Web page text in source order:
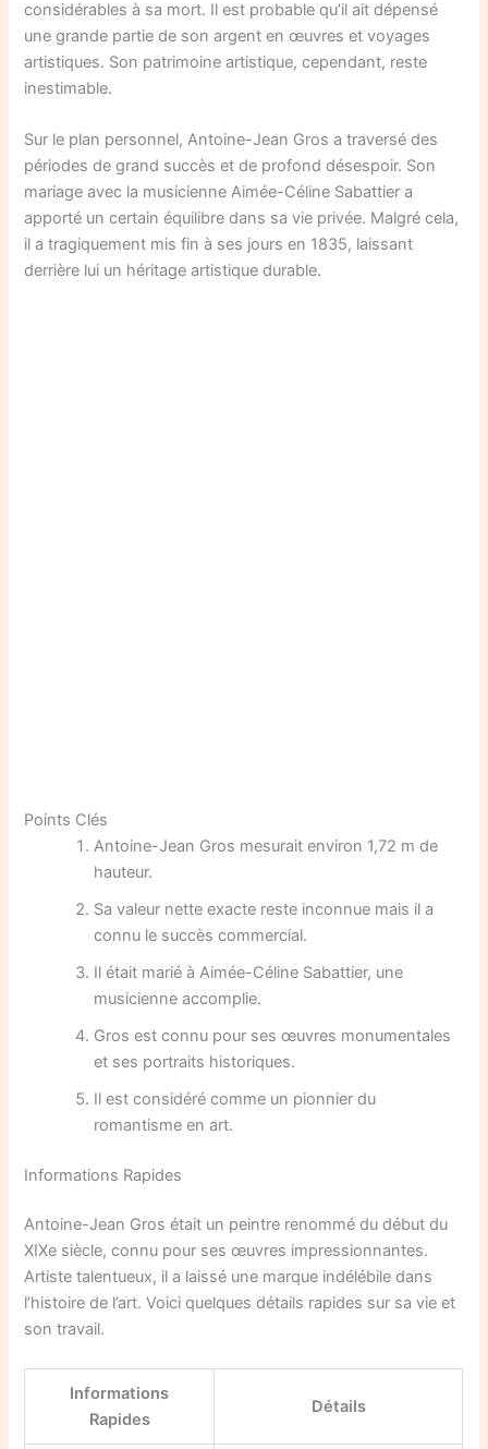
considérables à sa mort. Il est probable qu’il ait dépensé
une grande partie de son argent en œuvres et voyages
artistiques. Son patrimoine artistique, cependant, reste
inestimable.
Sur le plan personnel, Antoine-Jean Gros a traversé des
périodes de grand succès et de profond désespoir. Son
mariage avec la musicienne Aimée-Céline Sabattier a
apporté un certain équilibre dans sa vie privée. Malgré cela,
il a tragiquement mis fin à ses jours en 1835, laissant
derrière lui un héritage artistique durable.
Points Clés
Antoine-Jean Gros mesurait environ 1,72 m de
hauteur.
Sa valeur nette exacte reste inconnue mais il a
connu le succès commercial.
Il était marié à Aimée-Céline Sabattier, une
musicienne accomplie.
Gros est connu pour ses œuvres monumentales
et ses portraits historiques.
Il est considéré comme un pionnier du
romantisme en art.
Informations Rapides
Antoine-Jean Gros était un peintre renommé du début du
XIXe siècle, connu pour ses œuvres impressionnantes.
Artiste talentueux, il a laissé une marque indélébile dans
l’histoire de l’art. Voici quelques détails rapides sur sa vie et
son travail.
Informations
Rapides
Détails